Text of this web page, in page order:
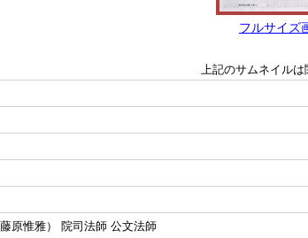
フルサイズ
上記のサムネイル
原惟雅） 院司法師 公文法師